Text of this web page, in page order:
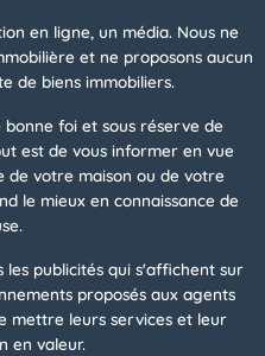
en ligne, un média. Nous ne
et ne proposons aucun
de biens immobiliers.
foi et sous réserve de
est de vous informer en vue
de votre maison ou de votre
le mieux en connaissance de
publicités qui s'affichent sur
proposés aux agents
mettre leurs services et leur
en valeur.